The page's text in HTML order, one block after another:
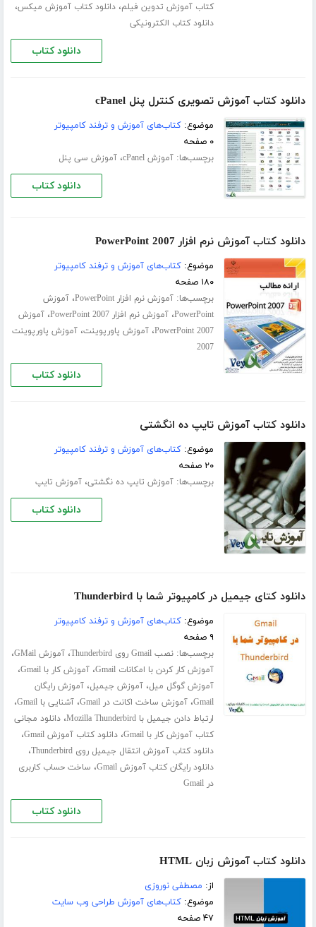
کتاب آموزش تدوین فیلم،دانلود کتاب آموزش میکس،
دانلود کتاب الکترونیکی
دانلود کتاب
دانلود کتاب آموزش تصویری کنترل پنل cPanel
موضوع:کتاب‌های آموزش و ترفند کامپیوتر
۰ صفحه
برچسب‌ها:آموزش cPanel ،آموزش سی پنل
دانلود کتاب
دانلود کتاب آموزش نرم افزار PowerPoint 2007
موضوع:کتاب‌های آموزش و ترفند کامپیوتر
۱۸۰ صفحه
برچسب‌ها:آموزش نرم افزار PowerPoint ،آموزش
PowerPoint،آموزش نرم افزار PowerPoint 2007 ،آموزش
PowerPoint 2007،آموزش پاورپوینت،آموزش پاورپوینت
2007
دانلود کتاب
دانلود کتاب آموزش تایپ ده انگشتی
موضوع:کتاب‌های آموزش و ترفند کامپیوتر
۲۰ صفحه
برچسب‌ها:آموزش تایپ ده‌ نگشتی،آموزش تایپ
دانلود کتاب
دانلود کتای جیمیل در کامپیوتر شما با Thunderbird
موضوع:کتاب‌های آموزش و ترفند کامپیوتر
۹ صفحه
برچسب‌ها:نصب Gmail روی Thunderbird ،آموزش GMail ،
آموزش کار کردن با امکانات Gmail ،آموزش کار با Gmail ،
آموزش گوگل میل،آموزش جیمیل،آموزش رایگان
Gmail،آموزش ساخت اکانت در Gmail ،آشنایی با Gmail ،
ارتباط دادن جیمیل با Mozilla Thunderbird ،دانلود مجانی
کتاب آموزش کار با Gmail
،دانلود کتاب آموزش Gmail ،
دانلود کتاب آموزش انتقال جیمیل روی Thunderbird ،
دانلود رایگان کتاب آموزش Gmail ، ساخت حساب کاربری
در Gmail
دانلود کتاب
دانلود کتاب آموزش زبان HTML
از: مصطفی نوروزی
موضوع:کتاب‌های آموزش طراحی وب سایت
۴۷ صفحه